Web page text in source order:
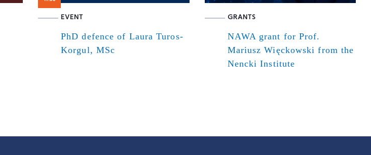
EVENT
PhD defence of Laura Turos-
Korgul, MSc
GRANTS
NAWA grant for Prof.
Mariusz Więckowski from the
Nencki Institute